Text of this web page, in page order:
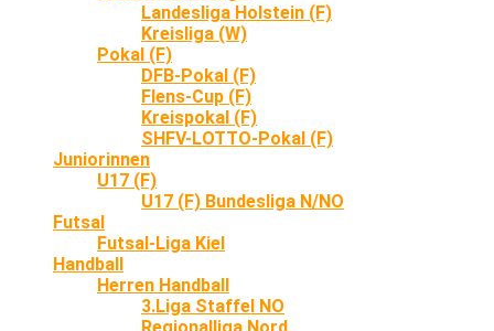
Landesliga Holstein (F)
Kreisliga (W)
Pokal (F)
DFB-Pokal (F)
Flens-Cup (F)
Kreispokal (F)
SHFV-LOTTO-Pokal (F)
Juniorinnen
U17 (F)
U17 (F) Bundesliga N/NO
Futsal
Futsal-Liga Kiel
Handball
Herren Handball
3.Liga Staffel NO
Regionalliga Nord